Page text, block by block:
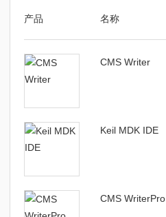
Cmsemicon.CMS32-Series.zip
产品 名称
CMS Writer
Keil MDK IDE
CMS WriterPro